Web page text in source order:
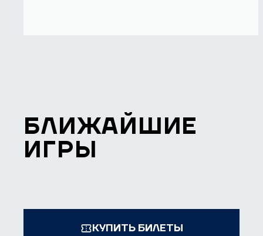
БЛИЖАЙШИЕ
ИГРЫ
КУПИТЬ БИЛЕТЫ